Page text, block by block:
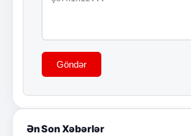
Göndər
Ən Son Xəbərlər